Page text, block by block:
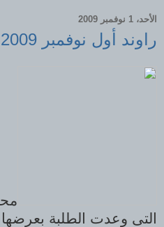
الأحد، 1 نوفمبر 2009
راوند أول نوفمبر 2009
التى وعدت الطلبة